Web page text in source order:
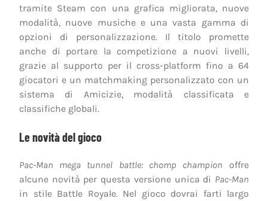
tramite Steam con una grafica migliorata, nuove
modalità, nuove musiche e una vasta gamma di
opzioni di personalizzazione. Il titolo promette
anche di portare la competizione a nuovi livelli,
grazie al supporto per il cross-platform fino a 64
giocatori e un matchmaking personalizzato con un
sistema di Amicizie, modalità classificata e
classifiche globali.
Le novità del gioco
Pac-Man mega tunnel battle: chomp champion offre
alcune novità per questa versione unica di Pac-Man
in stile Battle Royale. Nel gioco dovrai farti largo